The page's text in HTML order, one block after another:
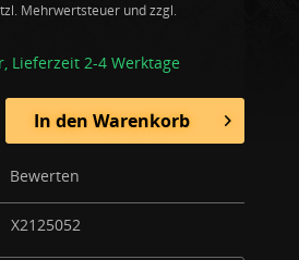
Mehrwertsteuer und zzgl.
Lieferzeit 2-4 Werktage
In den Warenkorb
Bewerten
X2125052